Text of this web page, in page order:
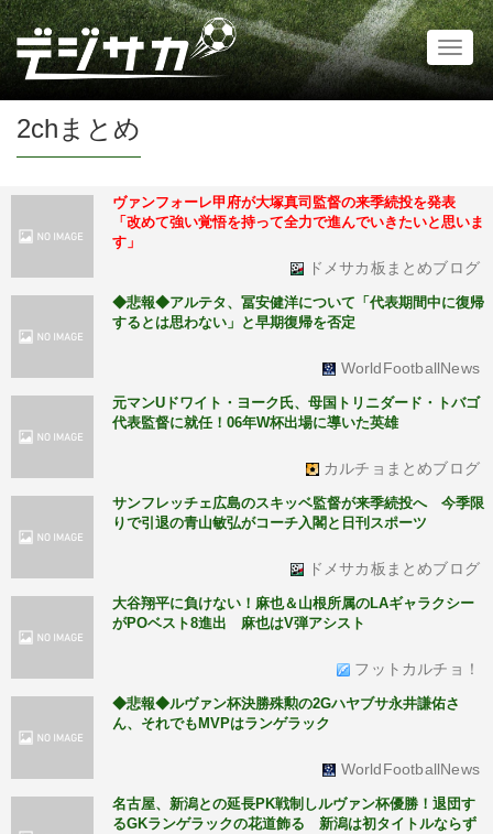
2chまとめ
ヴァンフォーレ甲府が大塚真司監督の来季続投を発表
「改めて強い覚悟を持って全力で進んでいきたいと思いま
す」
ドメサカ板まとめブログ
◆悲報◆アルテタ、冨安健洋について「代表期間中に復帰
するとは思わない」と早期復帰を否定
WorldFootballNews
元マンUドワイト・ヨーク氏、母国トリニダード・トバゴ
代表監督に就任！06年W杯出場に導いた英雄
カルチョまとめブログ
サンフレッチェ広島のスキッベ監督が来季続投へ 今季限
りで引退の青山敏弘がコーチ入閣と日刊スポーツ
ドメサカ板まとめブログ
大谷翔平に負けない！麻也＆山根所属のLAギャラクシー
がPOベスト8進出 麻也はV弾アシスト
フットカルチョ！
◆悲報◆ルヴァン杯決勝殊勲の2Gハヤブサ永井謙佑さ
ん、それでもMVPはランゲラック
WorldFootballNews
名古屋、新潟との延長PK戦制しルヴァン杯優勝！退団す
るGKランゲラックの花道飾る 新潟は初タイトルならず